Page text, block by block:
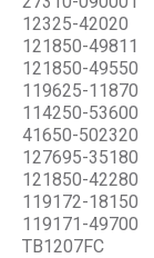
12325-42020
121850-49811
121850-49550
119625-11870
114250-53600
41650-502320
127695-35180
121850-42280
119172-18150
119171-49700
TB1207FC